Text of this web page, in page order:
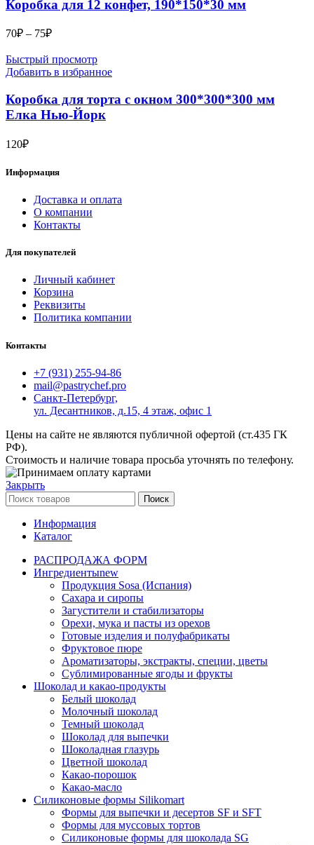
Коробка для 12 конфет, 190*150*30 мм
70₽ – 75₽Диапазон
70₽
–
Быстрый просмотр
Добавить в избранное
Коробка для торта с окном 300*300*300 мм
Елка Нью-Йорк
120₽
Информация
Доставка и оплата
О компании
Контакты
Для покупателей
Личный кабинет
Корзина
Реквизиты
Политика компании
Контакты
+7 (931) 255-94-86
mail@pastrychef.pro
Санкт-Петербург,
ул. Десантников, д.15, 4 этаж, офис 1
Цены на сайте не являются публичной офертой (ст.435 ГК
РФ).
Стоимость и наличие товара просьба уточнять по телефону.
Закрыть
Поиск
Информация
Каталог
РАСПРОДАЖА ФОРМ
Ингредиентыnew
Продукция Sosa (Испания)
Сахара и сиропы
Загустители и стабилизаторы
Орехи, мука и пасты из орехов
Готовые изделия и полуфабрикаты
Фруктовое пюре
Ароматизаторы, экстракты, специи, цветы
Сублимированные ягоды и фрукты
Шоколад и какао-продукты
Белый шоколад
Молочный шоколад
Темный шоколад
Шоколад для выпечки
Шоколадная глазурь
Цветной шоколад
Какао-порошок
Какао-масло
Силиконовые формы Silikomart
Формы для выпечки и десертов SF и SFT
Формы для муссовых тортов
Силиконовые формы для шоколада SG